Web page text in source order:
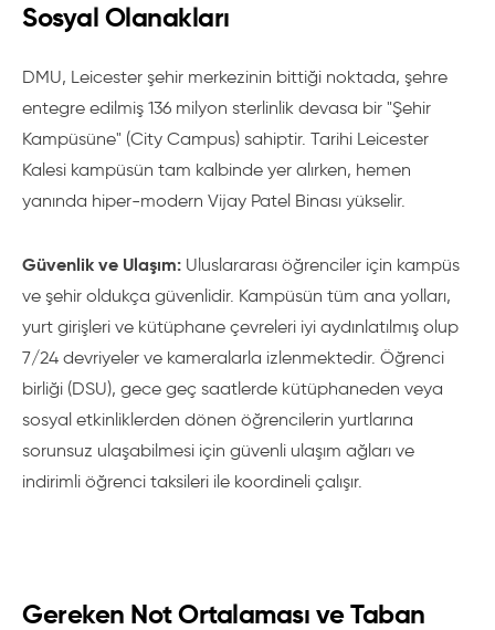
Sosyal Olanakları
DMU, Leicester şehir merkezinin bittiği noktada, şehre
entegre edilmiş 136 milyon sterlinlik devasa bir "Şehir
Kampüsüne" (City Campus) sahiptir. Tarihi Leicester
Kalesi kampüsün tam kalbinde yer alırken, hemen
yanında hiper-modern Vijay Patel Binası yükselir.
Güvenlik ve Ulaşım: Uluslararası öğrenciler için kampüs
ve şehir oldukça güvenlidir. Kampüsün tüm ana yolları,
yurt girişleri ve kütüphane çevreleri iyi aydınlatılmış olup
7/24 devriyeler ve kameralarla izlenmektedir. Öğrenci
birliği (DSU), gece geç saatlerde kütüphaneden veya
sosyal etkinliklerden dönen öğrencilerin yurtlarına
sorunsuz ulaşabilmesi için güvenli ulaşım ağları ve
indirimli öğrenci taksileri ile koordineli çalışır.
Gereken Not Ortalaması ve Taban